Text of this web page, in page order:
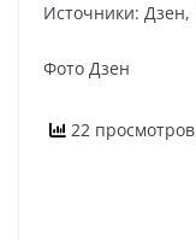
Источники:
Фото Дзен
22